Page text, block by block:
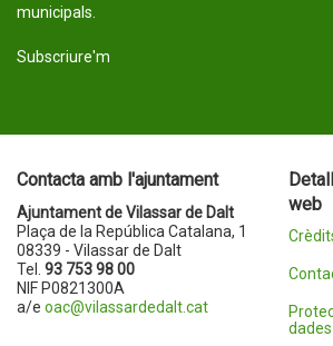
municipals.
Subscriure'm
Contacta amb l'ajuntament
Ajuntament de Vilassar de Dalt
Plaça de la República Catalana, 1
08339 - Vilassar de Dalt
Tel. 93 753 98 00
NIF P0821300A
a/e oac@vilassardedalt.cat
web
dades